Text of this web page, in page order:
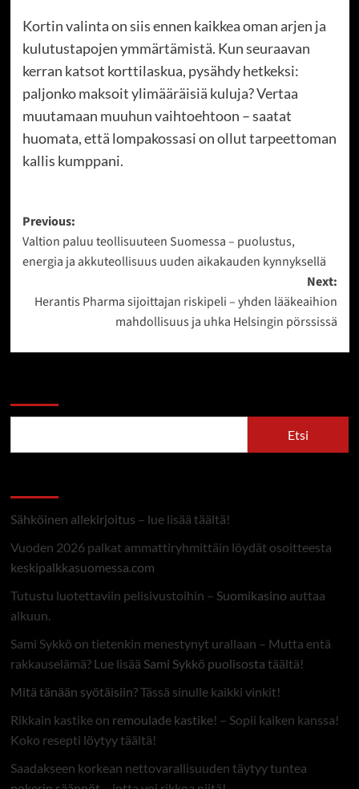
Kortin valinta on siis ennen kaikkea oman arjen ja
kulutustapojen ymmärtämistä. Kun seuraavan
kerran katsot korttilaskua, pysähdy hetkeksi:
paljonko maksoit ylimääräisiä kuluja? Vertaa
muutamaan muuhun vaihtoehtoon – saatat
huomata, että lompakossasi on ollut tarpeettoman
kallis kumppani.
Post
navigation
Previous:
Valtion paluu teollisuuteen Suomessa – puolustus,
energia ja akkuteollisuus uuden aikakauden kynnyksellä
Next:
Herantis Pharma sijoittajan riskipeli – yhden lääkeaihion
mahdollisuus ja uhka Helsingin pörssissä
Etsi
Sähköinen allekirjoitus – lue lisää täältä!
Vuoden 2026 palkat ammattiryhmittäin löydät osoitteesta
keskipalkkasuomessa.com
Tutustu luotettaviin pelisivustoihin – Suomikasino auttaa
alkuun.
Sami Sykkö on tietenkin menestynyt urallaan – Mutta entä
rakkauselämä? Lue lisää Sami Sykkö puolisosta täältä!
Mitä tänään syötäisiin?Tässä sinulle kaikki vinkit!
Rikkain kastike on remoulade kastike! – Sopii kaiken kanssa!
Koko resepti löytyy täältä!
Saadakseen korkean nettovarallisuuden täytyy tuntea